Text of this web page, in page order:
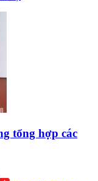
tổng hợp các